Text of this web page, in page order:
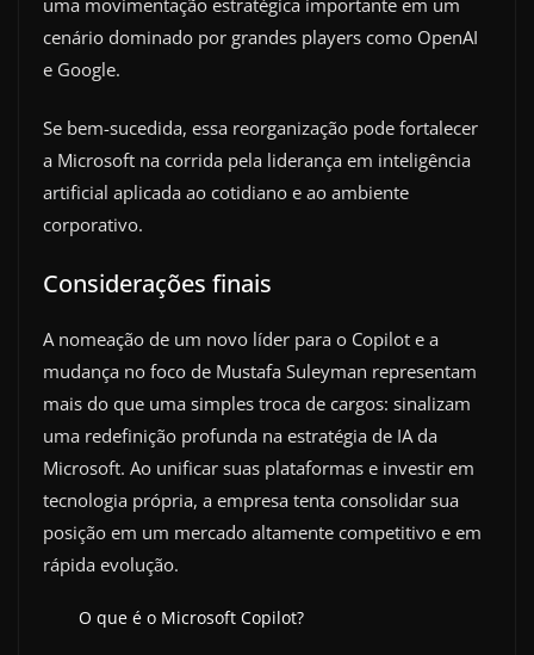
cenário dominado por grandes players como OpenAI
e Google.
Se bem-sucedida, essa reorganização pode fortalecer
a Microsoft na corrida pela liderança em inteligência
artificial aplicada ao cotidiano e ao ambiente
corporativo.
Considerações finais
A nomeação de um novo líder para o Copilot e a
mudança no foco de Mustafa Suleyman representam
mais do que uma simples troca de cargos: sinalizam
uma redefinição profunda na estratégia de IA da
Microsoft. Ao unificar suas plataformas e investir em
tecnologia própria, a empresa tenta consolidar sua
posição em um mercado altamente competitivo e em
rápida evolução.
O que é o Microsoft Copilot?